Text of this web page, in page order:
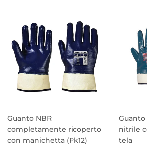
Guanto NBR
completamente ricoperto
con manichetta (Pk12)
nitrile
tela